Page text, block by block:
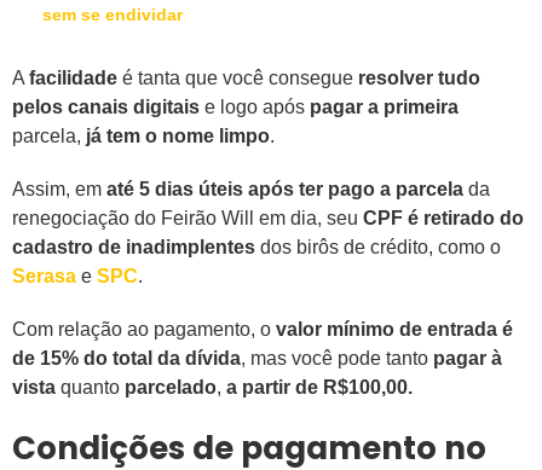
sem se endividar
A facilidade é tanta que você consegue resolver tudo
pelos canais digitais e logo após pagar a primeira
parcela, já tem o nome limpo.
Assim, em até 5 dias úteis após ter pago a parcela da
renegociação do Feirão Will em dia, seu CPF é retirado do
cadastro de inadimplentes dos birôs de crédito, como o
Serasa e SPC.
Com relação ao pagamento, o valor mínimo de entrada é
de 15% do total da dívida, mas você pode tanto pagar à
vista quanto parcelado, a partir de R$100,00.
Condições de pagamento no